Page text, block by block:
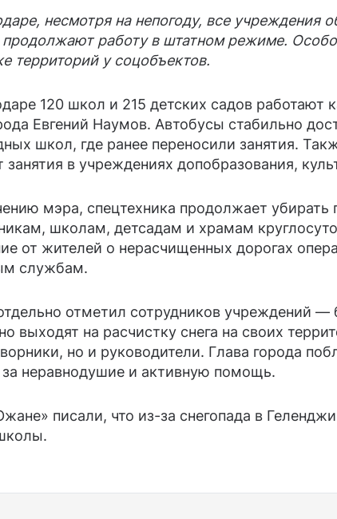
несмотря на непогоду, все учреждения
продолжают работу в штатном режиме.
территорий у соцобъектов.
120 школ и 215 детских садов работают
Евгений Наумов. Автобусы стабильно
школ, где ранее переносили занятия.
занятия в учреждениях допобразования,
мэра, спецтехника продолжает
школам, детсадам и храмам
от жителей о нерасчищенных дорогах
службам.
отметил сотрудников учреждений —
выходят на расчистку снега на своих
но и руководители. Глава города
неравнодушие и активную помощь.
писали, что из-за снегопада в